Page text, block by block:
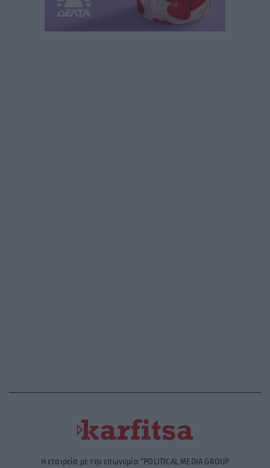
Η εταιρεία με την επωνυμία “POLITICAL MEDIA GROUP